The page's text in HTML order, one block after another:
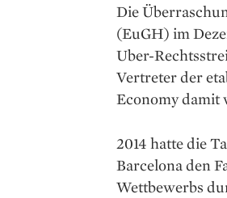
Die
(EuGH) im
Uber-
Vertreter der
Economy damit
2014 hatte die
Barcelona den
Wettbewerbs